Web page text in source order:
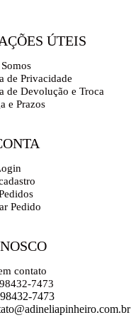
ÚTEIS
de Privacidade
de Devolução e Troca
e Prazos
Pedido
contato
7473
7473